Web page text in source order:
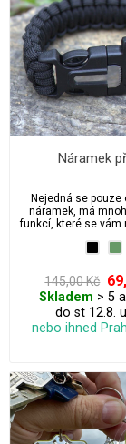
Náramek
Nejedná se pouze
náramek, má
funkcí, které se vám
145,00 Kč
Skladem > 5
do st 12.8.
nebo ihned